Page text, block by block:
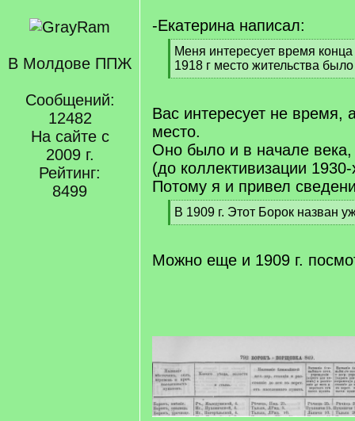
В Молдове ППЖ
Сообщений:
12482
На сайте с
2009 г.
Рейтинг:
8499
-Екатерина написал:
[
q
]
Меня интересует время
1918 г место жительства
[
q
]
Вас интересует не время,
место.
Оно было и в начале
(до коллективизации
Потому я и привел
[
q
В 1909 г. Этот Борок назван
[
q
]
Можно еще и 1909 г.